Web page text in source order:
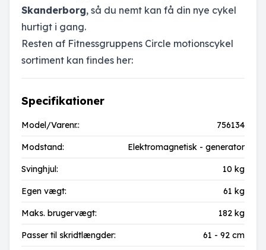
Skanderborg, så du nemt kan få din nye cykel
hurtigt i gang.
Resten af Fitnessgruppens Circle motionscykel
sortiment kan findes her:
Specifikationer
Model/Varenr.: 756134
Modstand: Elektromagnetisk - generator
Svinghjul: 10 kg
Egen vægt: 61 kg
Maks. brugervægt: 182 kg
Passer til skridtlængder: 61 - 92 cm